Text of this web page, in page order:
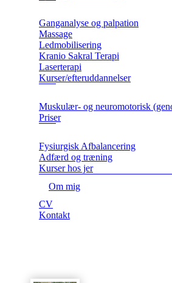
Ganganalyse og palpation
Massage
Ledmobilisering
Kranio Sakral Terapi
Laserterapi
Kurser/efteruddannelser
Muskulær- og neuromotorisk
Priser
Fysiurgisk Afbalancering
Adfærd og træning
Kurser hos jer
Om mig
CV
Kontakt